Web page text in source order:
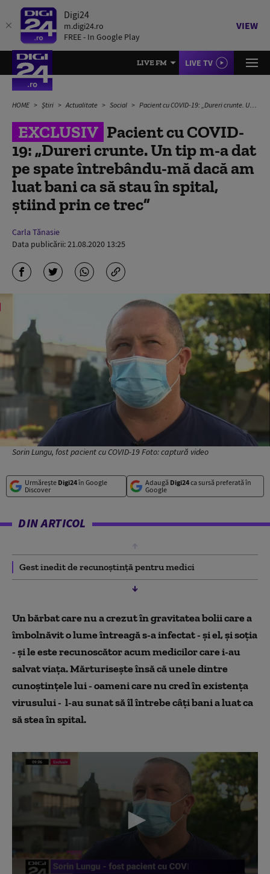
Digi24
m.digi24.ro
FREE - In Google Play
VIEW
LIVE FM LIVE TV
HOME Știri Actualitate Social Pacient cu COVID-19: „Dureri crunte. Un tip m-a dat pe spate întrebându-mă dacă am luat bani ca să stau în spital, știind prin ce trec”
EXCLUSIV Pacient cu COVID-
19: „Dureri crunte. Un tip m-a dat
pe spate întrebându-mă dacă am
luat bani ca să stau în spital,
știind prin ce trec”
Carla Tănasie
Data publicării:21.08.2020 13:25
Sorin Lungu, fost pacient cu COVID-19 Foto: captură video
Urmărește Digi24în Google
Discover
Adaugă Digi24ca sursă preferată în
Google
DIN ARTICOL
Gest inedit de recunoștință pentru medici
Un bărbat care nu a crezut în gravitatea bolii care a
îmbolnăvit o lume întreagă s-a infectat - şi el, şi soţia
- şi le este recunoscător acum medicilor care i-au
salvat viaţa. Mărturisește însă că unele dintre
cunoştinţele lui - oameni care nu cred în existenţa
virusului - l-au sunat să îl întrebe câţi bani a luat ca
să stea în spital.